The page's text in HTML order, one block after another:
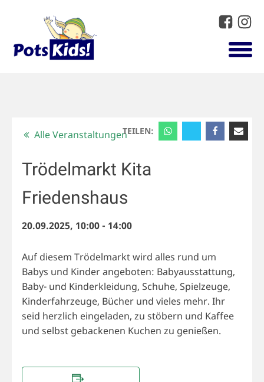
TEILEN:
Alle Veranstaltungen
Trödelmarkt Kita
Friedenshaus
20.09.2025, 10:00- 14:00
Auf diesem Trödelmarkt wird alles rund um
Babys und Kinder angeboten: Babyausstattung,
Baby- und Kinderkleidung, Schuhe, Spielzeuge,
Kinderfahrzeuge, Bücher und vieles mehr. Ihr
seid herzlich eingeladen, zu stöbern und Kaffee
und selbst gebackenen Kuchen zu genießen.